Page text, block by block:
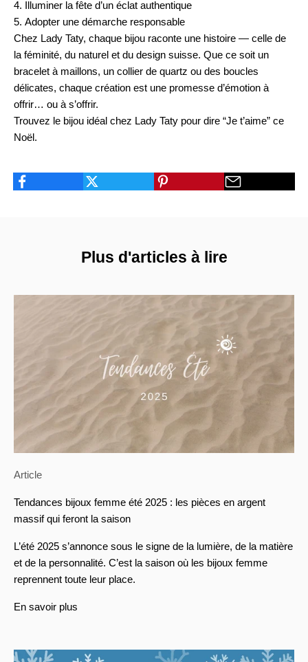
Illuminer la fête d’un éclat authentique
Adopter une démarche responsable
Chez Lady Taty, chaque bijou raconte une histoire — celle de
la féminité, du naturel et du design suisse. Que ce soit un
bracelet à maillons, un collier de quartz ou des boucles
délicates, chaque création est une promesse d’émotion à
offrir… ou à s’offrir.
Trouvez le bijou idéal chez Lady Taty pour dire “Je t’aime” ce
Noël.
Plus d'articles à lire
Article
Tendances bijoux femme été 2025 : les pièces en argent
massif qui feront la saison
L’été 2025 s’annonce sous le signe de la lumière, de la matière
et de la personnalité. C’est la saison où les bijoux femme
reprennent toute leur place.
En savoir plus